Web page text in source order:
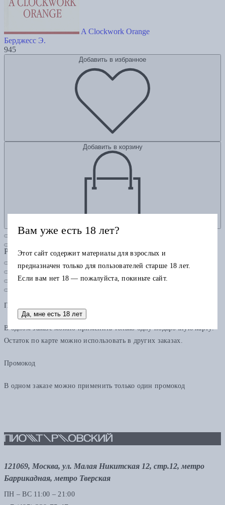
A Clockwork Orange
Берджесс Э.
945
Добавить в избранное
Добавить в корзину
Рубрики
Подарочная карта
В одном заказе можно применить только одну подарочную карту.
Остаток по карте можно использовать в других заказах.
Промокод
В одном заказе можно применить только один промокод
121069, Москва, ул. Малая Никитская 12, стр.12, метро
Баррикадная, метро Тверская
ПН – ВС 11:00 – 21:00
Вам уже есть 18 лет?
Этот сайт содержит материалы для взрослых и
предназначен только для пользователей старше 18 лет.
Если вам нет 18 — пожалуйста, покиньте сайт.
Да, мне есть 18 лет